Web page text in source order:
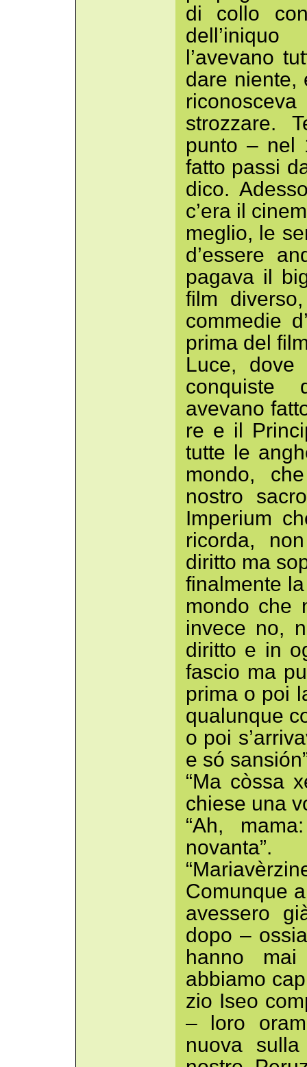
di collo
l’avevano
dare niente,
strozzare.
punto – nel
fatto passi
dico.
c’era il
meglio, le
d’essere
pagava il
film
commedie
prima del
Luce,
conquiste
avevano
re e il
tutte le
mondo,
nostro
Imperium
ricorda,
diritto ma
finalmente
mondo che
invece no,
diritto e in
fascio ma
prima o poi
qualunque
o poi
e só
“Ma còssa
chiese una
“Ah,
novanta”.
Comunque
avessero
dopo –
hanno
abbiamo
zio Iseo
– loro
nuova